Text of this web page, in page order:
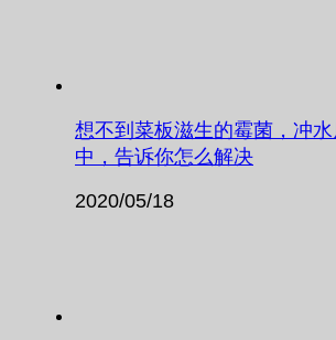
想不到菜板滋生的霉菌，冲
中，告诉你怎么解决
2020/05/18